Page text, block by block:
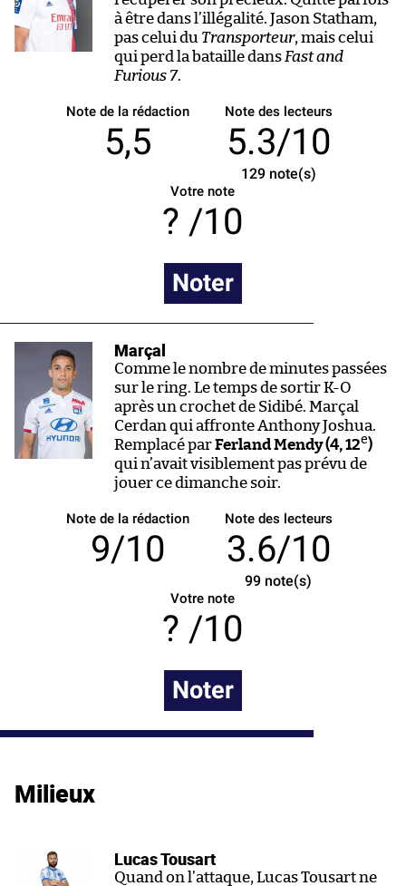
à être dans l’illégalité. Jason Statham,
pas celui du Transporteur, mais celui
qui perd la bataille dans Fast and
Furious 7.
Note de la rédaction
5,5
Note des lecteurs
5.3/10
129note(s)
Votre note
/10
Noter
Marçal
Comme le nombre de minutes passées
sur le ring. Le temps de sortir K-O
après un crochet de Sidibé. Marçal
Cerdan qui affronte Anthony Joshua.
Remplacé parFerland Mendy (4, 12e)
qui n’avait visiblement pas prévu de
jouer ce dimanche soir.
Note de la rédaction
9/10
Note des lecteurs
3.6/10
99 note(s)
Votre note
/10
Noter
Milieux
Lucas Tousart
Quand on l’attaque, Lucas Tousart ne